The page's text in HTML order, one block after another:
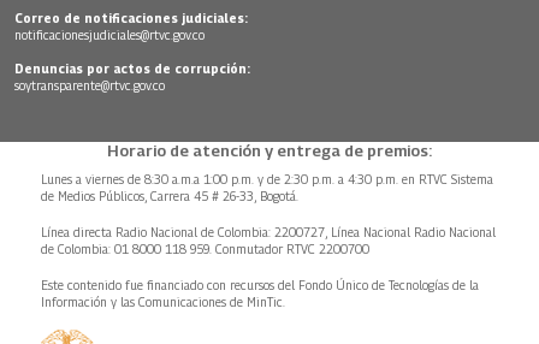
Correo de notificaciones judiciales:
notificacionesjudiciales@rtvc.gov.co
Denuncias por actos de corrupción:
soytransparente@rtvc.gov.co
Horario de atención y entrega de premios:
Lunes a viernes de 8:30 a.m.a 1:00 p.m. y de 2:30 p.m. a 4:30 p.m. en RTVC Sistema
de Medios Públicos, Carrera 45 # 26-33, Bogotá.
Línea directa Radio Nacional de Colombia: 2200727, Línea Nacional Radio Nacional
de Colombia: 01 8000 118 959. Conmutador RTVC 2200700
Este contenido fue financiado con recursos del Fondo Único de Tecnologías de la
Información y las Comunicaciones de MinTic.